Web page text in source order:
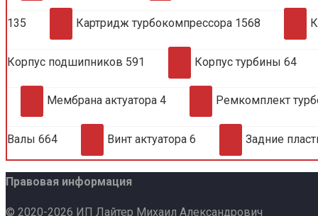
135 Картридж турбокомпрессора 1568
Корпус подшипников 591 Корпус турбины 64
Мембрана актуатора 4 Ремкомплект
Валы 664 Винт актуатора 6 Задние
Правовая информация
© 2020-2026 ИП Лайтер Михаил Александрович